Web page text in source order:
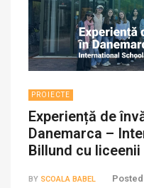
PROIECTE
Experiență de
Danemarca –
Billund cu liceenii
BY SCOALA BABEL